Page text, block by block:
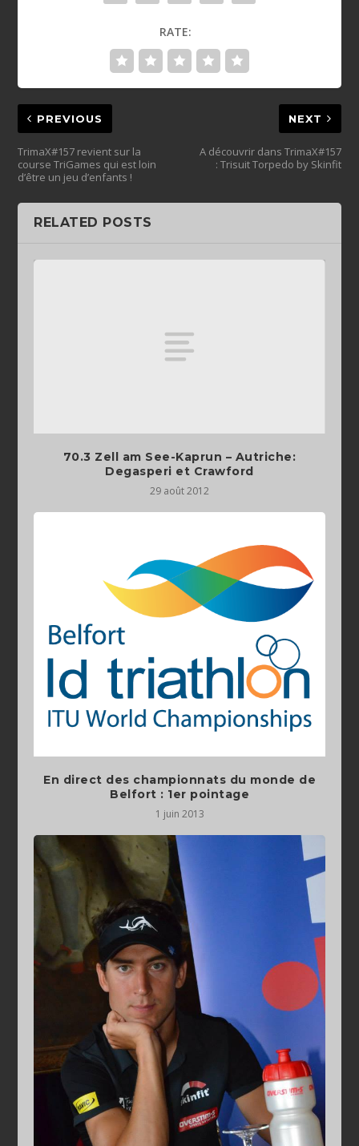
RATE:
PREVIOUS
TrimaX#157 revient sur la
course TriGames qui est loin
d’être un jeu d’enfants !
NEXT
A découvrir dans TrimaX#157
: Trisuit Torpedo by Skinfit
RELATED POSTS
70.3 Zell am See-Kaprun – Autriche:
Degasperi et Crawford
29 août 2012
En direct des championnats du monde de
Belfort : 1er pointage
1 juin 2013